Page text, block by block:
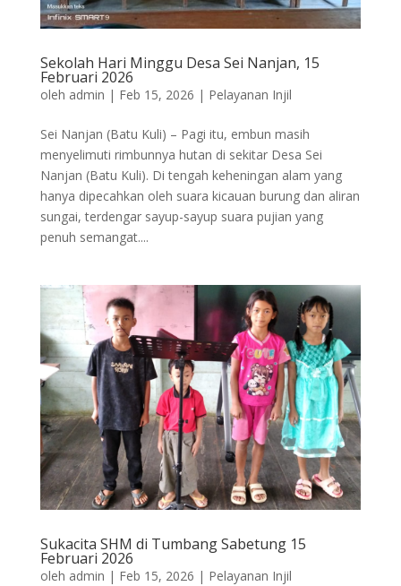
Sekolah Hari Minggu Desa Sei Nanjan, 15
Februari 2026
oleh admin | Feb 15, 2026 | Pelayanan Injil
Sei Nanjan (Batu Kuli) – Pagi itu, embun masih
menyelimuti rimbunnya hutan di sekitar Desa Sei
Nanjan (Batu Kuli). Di tengah keheningan alam yang
hanya dipecahkan oleh suara kicauan burung dan aliran
sungai, terdengar sayup-sayup suara pujian yang
penuh semangat....
Sukacita SHM di Tumbang Sabetung 15
Februari 2026
oleh admin | Feb 15, 2026 | Pelayanan Injil